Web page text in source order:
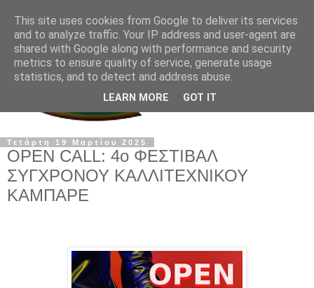
Τετάρτη 19 Μαρτίου 2025
OPEN CALL: 4o ΦΕΣΤΙΒΑΛ
ΣΥΓΧΡΟΝΟΥ ΚΑΛΛΙΤΕΧΝΙΚΟΥ
ΚΑΜΠΑΡΕ
This site uses cookies from Google to deliver its services
and to analyze traffic. Your IP address and user-agent are
shared with Google along with performance and security
metrics to ensure quality of service, generate usage
statistics, and to detect and address abuse.
LEARN MORE GOT IT